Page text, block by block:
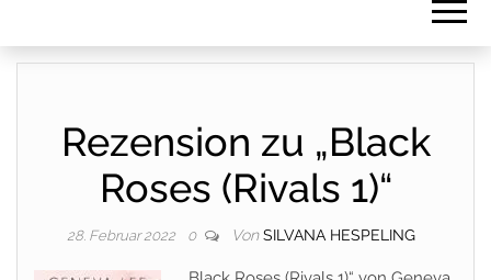
Rezension zu „Black
Roses (Rivals 1)“
28. Februar 2022 0 Von SILVANA HESPELING